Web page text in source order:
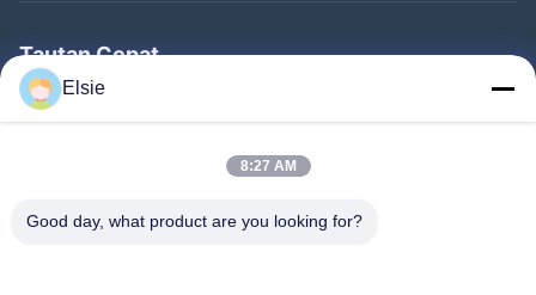
Tautan Cepat
Rumah
Tur Pabrik
Elsie
8:27 AM
Good day, what product are you looking for?